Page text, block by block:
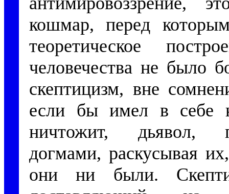
кошмар, перед
теоретическое
человечества не было
скептицизм, вне
если бы имел в себе
ничтожит, дьявол,
догмами, раскусывая
они ни были.